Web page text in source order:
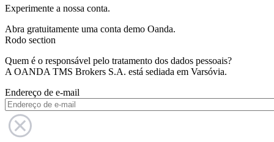
Experimente a nossa conta.
Abra gratuitamente uma conta demo Oanda.
Rodo section
Quem é o responsável pelo tratamento dos dados pessoais?
A OANDA TMS Brokers S.A. está sediada em Varsóvia.
Endereço de e-mail